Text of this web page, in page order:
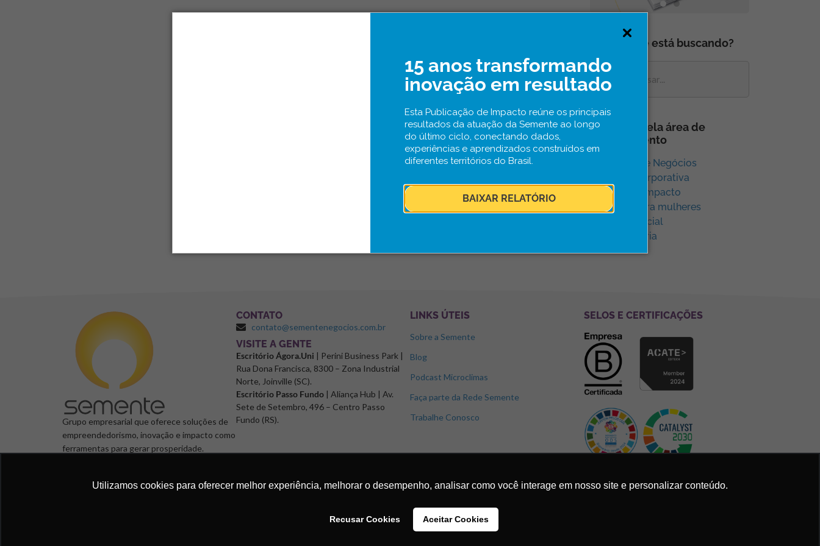
15 anos transformando
inovação em resultado
Esta Publicação de Impacto reúne os principais
resultados da atuação da Semente ao longo
do último ciclo, conectando dados,
experiências e aprendizados construídos em
diferentes territórios do Brasil.
BAIXAR RELATÓRIO
Utilizamos cookies para oferecer melhor experiência, melhorar o desempenho, analisar como você interage em nosso site e personalizar conteúdo.
Recusar Cookies Aceitar Cookies
O que você está buscando?
Navegue pela área de
conhecimento
Aceleração e Negócios
Inovação Corporativa
Inovação e Impacto
Inovação para mulheres
Inovação Social
Sem categoria
Grupo empresarial que oferece soluções de
empreendedorismo, inovação e impacto como
ferramentas para gerar prosperidade.
CONTATO
contato@sementenegocios.com.br
⁠VISITE A GENTE
Escritório Ágora.Uni | Perini Business Park |
Rua Dona Francisca, 8300 – Zona Industrial
Norte, Joinville (SC).
Escritório Passo Fundo | Aliança Hub | Av.
Sete de Setembro, 496 – Centro Passo
Fundo (RS).
LINKS ÚTEIS
Sobre a Semente
Blog
Podcast Microclimas
Faça parte da Rede Semente
Trabalhe Conosco
SELOS E CERTIFICAÇÕES